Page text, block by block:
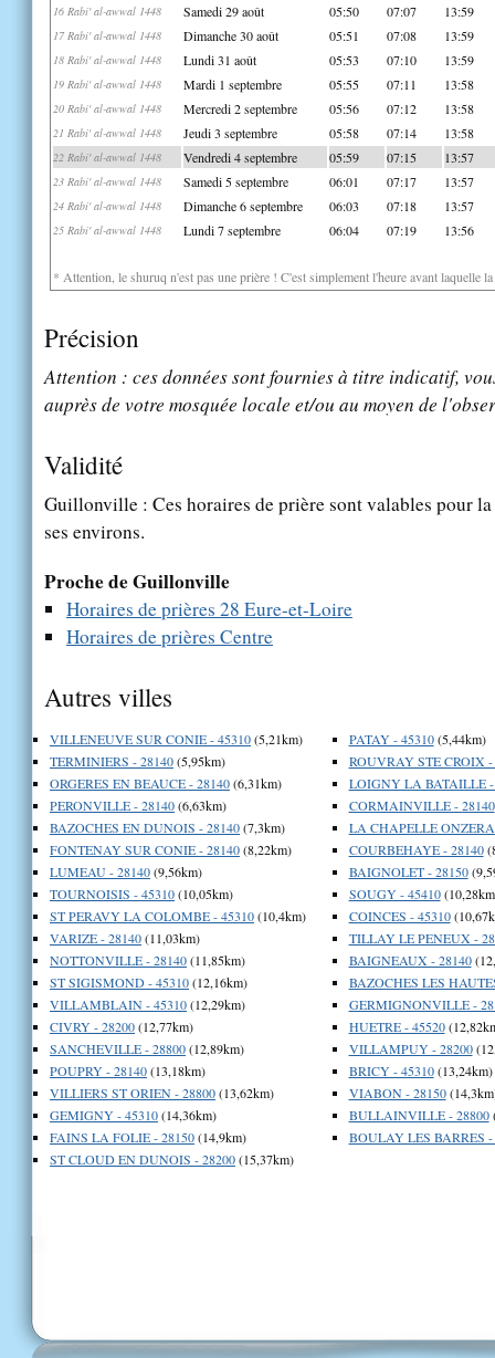
16 Rabi' al-awwal 1448 Samedi 29 août 05:50 07:07 13:59
17 Rabi' al-awwal 1448 Dimanche 30 août 05:51 07:08 13:59
18 Rabi' al-awwal 1448 Lundi 31 août 05:53 07:10 13:59
19 Rabi' al-awwal 1448 Mardi 1 septembre 05:55 07:11 13:58
20 Rabi' al-awwal 1448 Mercredi 2 septembre 05:56 07:12 13:58
21 Rabi' al-awwal 1448 Jeudi 3 septembre 05:58 07:14 13:58
22 Rabi' al-awwal 1448 Vendredi 4 septembre 05:59 07:15 13:57
23 Rabi' al-awwal 1448 Samedi 5 septembre 06:01 07:17 13:57
24 Rabi' al-awwal 1448 Dimanche 6 septembre 06:03 07:18 13:57
25 Rabi' al-awwal 1448 Lundi 7 septembre 06:04 07:19 13:56
* Attention, le shuruq n'est pas une prière ! C'est simplement l'heure avant laquelle
Précision
Attention : ces données sont fournies à titre indicatif,
auprès de votre mosquée locale et/ou au moyen de
Validité
Guillonville : Ces horaires de prière sont valables pour
ses environs.
Proche de Guillonville
Horaires de prières 28 Eure-et-Loire
Horaires de prières Centre
Autres villes
VILLENEUVE SUR CONIE - 45310(5,21km)
TERMINIERS - 28140(5,95km)
ORGERES EN BEAUCE - 28140(6,31km)
PERONVILLE - 28140(6,63km)
BAZOCHES EN DUNOIS - 28140(7,3km)
FONTENAY SUR CONIE - 28140(8,22km)
LUMEAU - 28140(9,56km)
TOURNOISIS - 45310(10,05km)
ST PERAVY LA COLOMBE - 45310(10,4km)
VARIZE - 28140(11,03km)
NOTTONVILLE - 28140(11,85km)
ST SIGISMOND - 45310(12,16km)
VILLAMBLAIN - 45310(12,29km)
CIVRY - 28200(12,77km)
SANCHEVILLE - 28800(12,89km)
POUPRY - 28140(13,18km)
VILLIERS ST ORIEN - 28800(13,62km)
GEMIGNY - 45310(14,36km)
FAINS LA FOLIE - 28150(14,9km)
ST CLOUD EN DUNOIS - 28200(15,37km)
PATAY - 45310(5,44km)
ROUVRAY STE CROIX -
LOIGNY LA BATAILLE -
CORMAINVILLE - 28140
LA CHAPELLE
COURBEHAYE - 28140
BAIGNOLET - 28150
SOUGY - 45410
COINCES - 45310
TILLAY LE PENEUX -
BAIGNEAUX - 28140
BAZOCHES LES
GERMIGNONVILLE -
HUETRE - 45520
VILLAMPUY - 28200
BRICY - 45310(13,24km)
VIABON - 28150
BULLAINVILLE - 28800
BOULAY LES BARRES -